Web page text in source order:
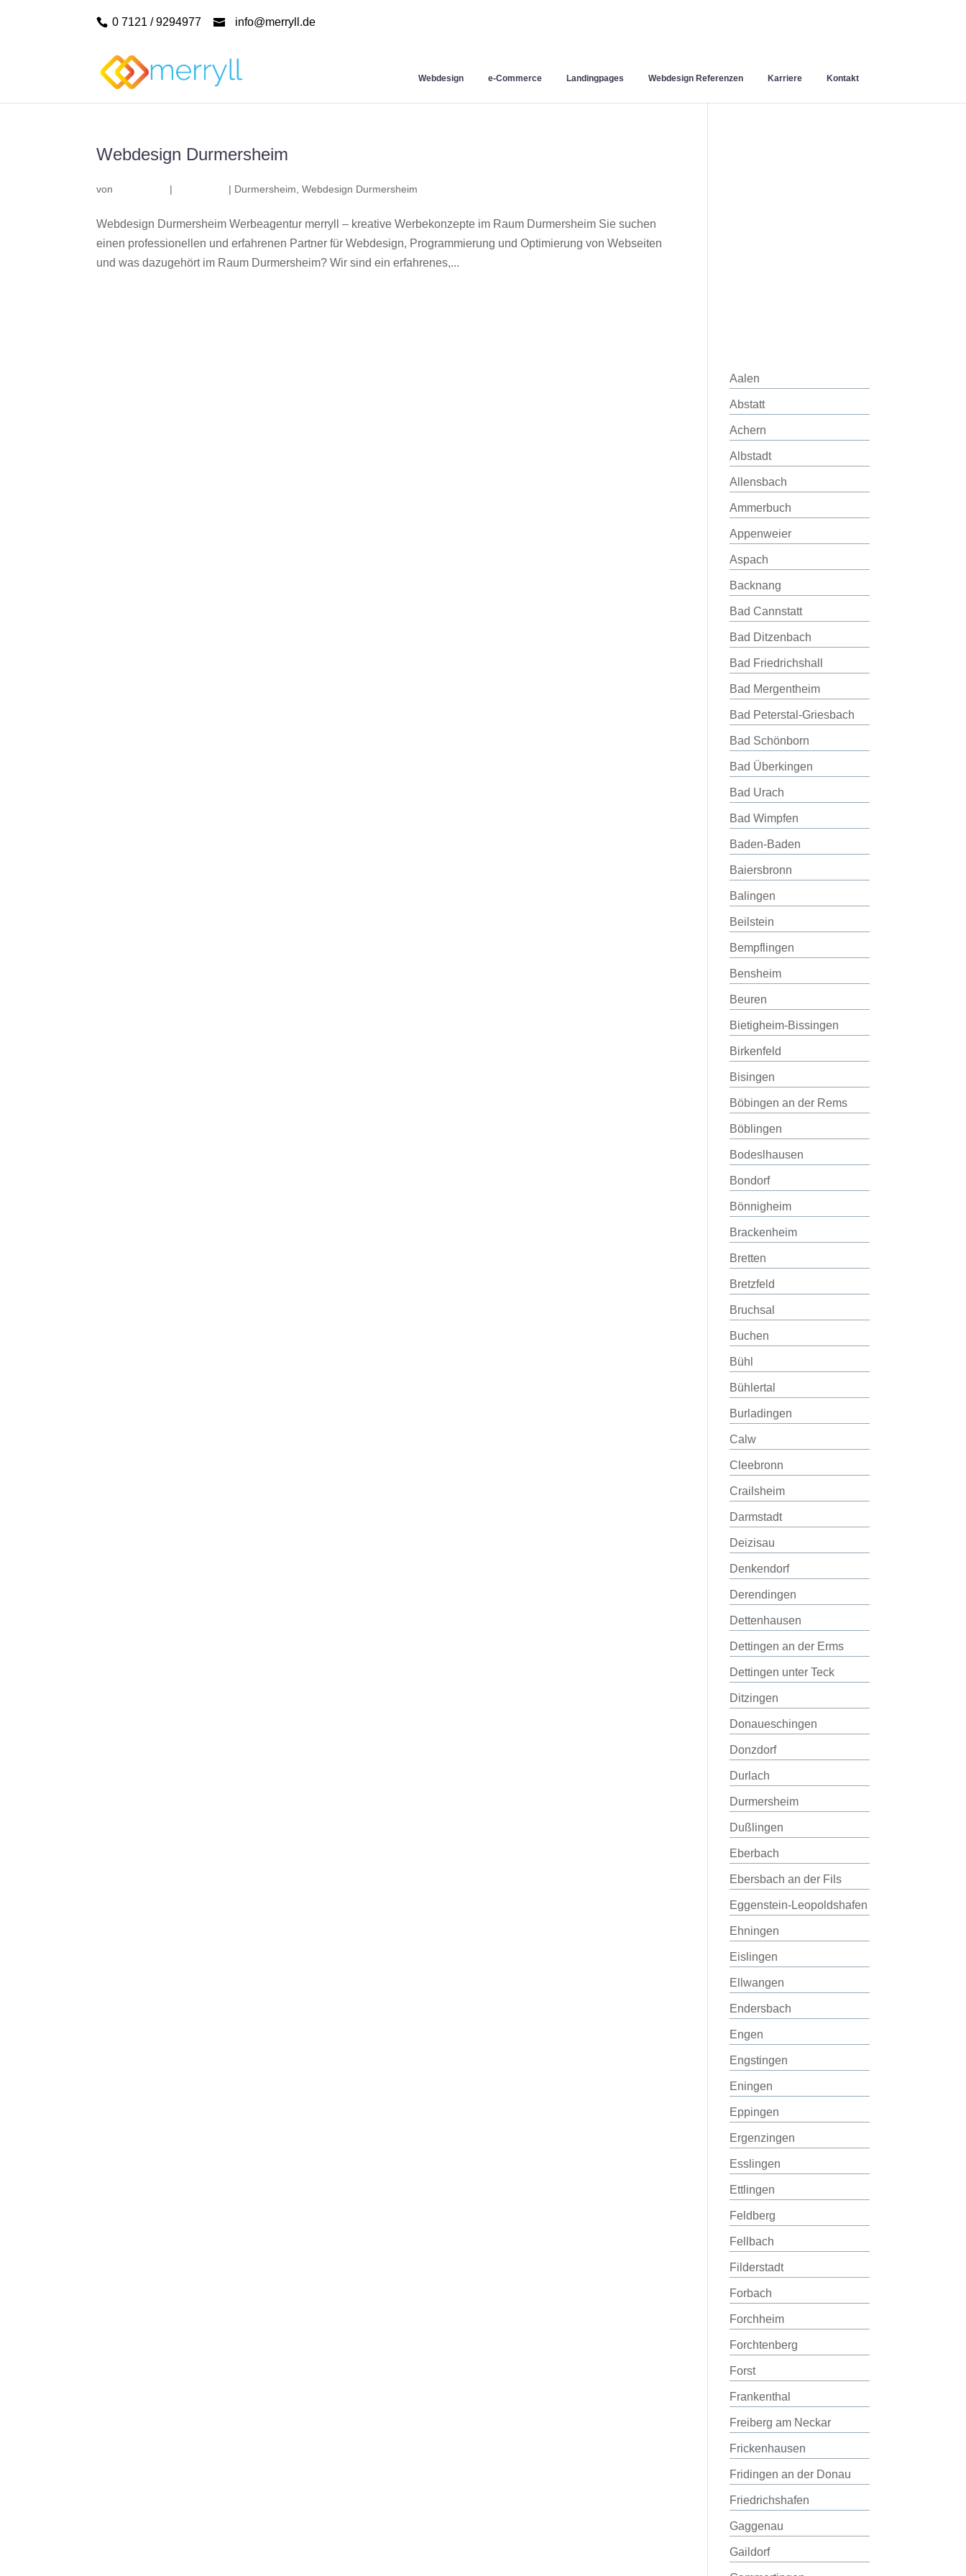
0 7121 / 9294977 info@merryll.de
Webdesign e-Commerce Landingpages Webdesign Referenzen Karriere Kontakt
Webdesign Durmersheim
von | | Durmersheim ,Webdesign Durmersheim
Webdesign Durmersheim Werbeagentur merryll – kreative Werbekonzepte im Raum Durmersheim Sie suchen
einen professionellen und erfahrenen Partner für Webdesign, Programmierung und Optimierung von Webseiten
und was dazugehört im Raum Durmersheim? Wir sind ein erfahrenes,...
Aalen
Abstatt
Achern
Albstadt
Allensbach
Ammerbuch
Appenweier
Aspach
Backnang
Bad Cannstatt
Bad Ditzenbach
Bad Friedrichshall
Bad Mergentheim
Bad Peterstal-Griesbach
Bad Schönborn
Bad Überkingen
Bad Urach
Bad Wimpfen
Baden-Baden
Baiersbronn
Balingen
Beilstein
Bempflingen
Bensheim
Beuren
Bietigheim-Bissingen
Birkenfeld
Bisingen
Böbingen an der Rems
Böblingen
Bodeslhausen
Bondorf
Bönnigheim
Brackenheim
Bretten
Bretzfeld
Bruchsal
Buchen
Bühl
Bühlertal
Burladingen
Calw
Cleebronn
Crailsheim
Darmstadt
Deizisau
Denkendorf
Derendingen
Dettenhausen
Dettingen an der Erms
Dettingen unter Teck
Ditzingen
Donaueschingen
Donzdorf
Durlach
Durmersheim
Dußlingen
Eberbach
Ebersbach an der Fils
Eggenstein-Leopoldshafen
Ehningen
Eislingen
Ellwangen
Endersbach
Engen
Engstingen
Eningen
Eppingen
Ergenzingen
Esslingen
Ettlingen
Feldberg
Fellbach
Filderstadt
Forbach
Forchheim
Forchtenberg
Forst
Frankenthal
Freiberg am Neckar
Frickenhausen
Fridingen an der Donau
Friedrichshafen
Gaggenau
Gaildorf